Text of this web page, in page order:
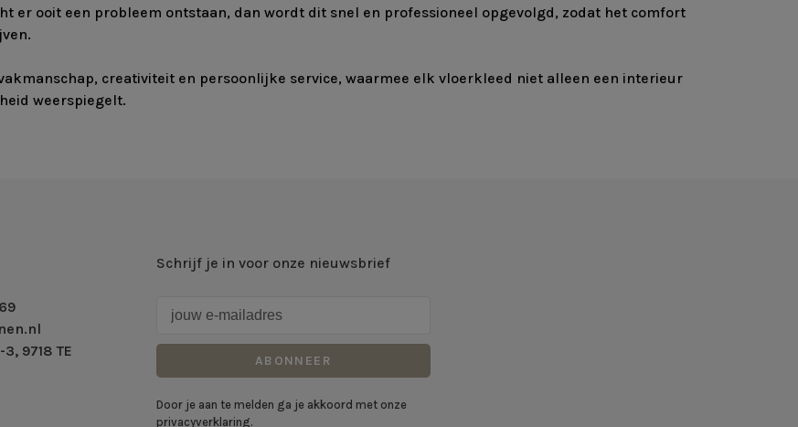
er ooit een probleem ontstaan, dan wordt dit snel en professioneel opgevolgd, zodat het comfort
creativiteit en persoonlijke service, waarmee elk vloerkleed niet alleen een interieur
weerspiegelt.
9718 TE
Schrijf je in voor onze nieuwsbrief
ABONNEER
Door je aan te melden ga je akkoord met onze
privacyverklaring.